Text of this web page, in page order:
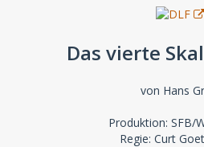
Das vierte
von Hans
Produktion: SFB/
Regie: Curt